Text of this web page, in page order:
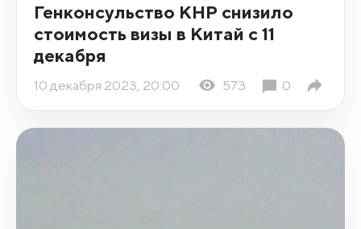
Генконсульство КНР снизило
стоимость визы в Китай с 11
декабря
10 декабря 2023, 20:00 573 0